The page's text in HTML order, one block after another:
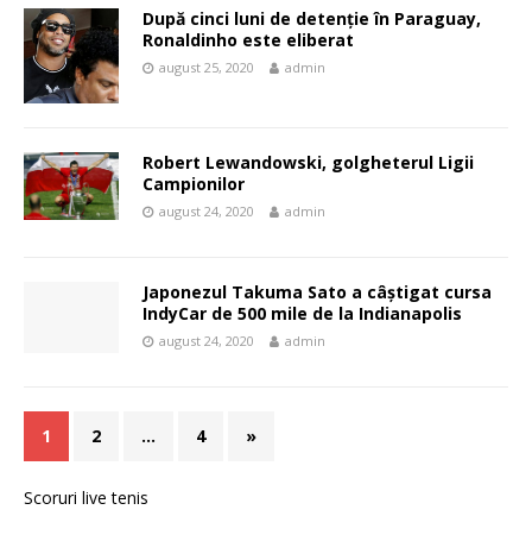
După cinci luni de detenție în Paraguay,
Ronaldinho este eliberat
august 25, 2020 admin
Robert Lewandowski, golgheterul Ligii
Campionilor
august 24, 2020 admin
Japonezul Takuma Sato a câştigat cursa
IndyCar de 500 mile de la Indianapolis
august 24, 2020 admin
1 2 … 4 »
Scoruri live tenis